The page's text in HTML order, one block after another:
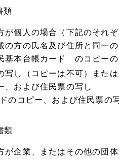
類
個人の場合（下記のそれぞ
の方の氏名及び住所と同一
基本台帳カード のコピーの
写し（コピーは不可）また
、および住民票の写し
コピー、および住民票の
類
が企業、またはその他の団